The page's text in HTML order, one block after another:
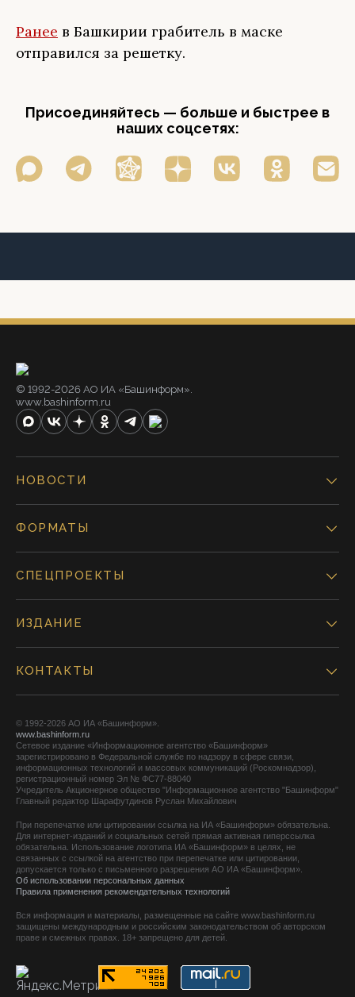
Ранее в Башкирии грабитель в маске
отправился за решетку.
Присоединяйтесь — больше и быстрее в
наших соцсетях:
© 1992-2026 АО ИА «Башинформ».
www.bashinform.ru
НОВОСТИ
ФОРМАТЫ
СПЕЦПРОЕКТЫ
ИЗДАНИЕ
КОНТАКТЫ
© 1992-2026 АО ИА «Башинформ».
www.bashinform.ru
Сетевое издание «Информационное агентство «Башинформ»
зарегистрировано в Федеральной службе по надзору в сфере связи,
информационных технологий и массовых коммуникаций (Роскомнадзор),
регистрационный номер Эл № ФС77-88040
Учредитель Акционерное общество "Информационное агентство "Башинформ"
Главный редактор Шарафутдинов Руслан Михайлович
При перепечатке или цитировании ссылка на ИА «Башинформ» обязательна.
Для интернет-изданий и социальных сетей прямая активная гиперссылка
обязательна. Использование логотипа ИА «Башинформ» в целях, не
связанных с ссылкой на агентство при перепечатке или цитировании,
допускается только с письменного разрешения АО ИА «Башинформ».
Об использовании персональных данных
Правила применения рекомендательных технологий
Вся информация и материалы, размещенные на сайте www.bashinform.ru
защищены международным и российским законодательством об авторском
праве и смежных правах. 18+ запрещено для детей.